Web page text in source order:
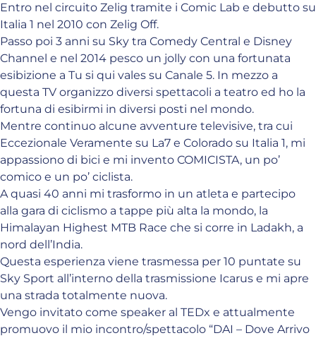
Entro nel circuito Zelig tramite i Comic Lab e debutto su
Italia 1 nel 2010 con Zelig Off.
Passo poi 3 anni su Sky tra Comedy Central e Disney
Channel e nel 2014 pesco un jolly con una fortunata
esibizione a Tu si qui vales su Canale 5. In mezzo a
questa TV organizzo diversi spettacoli a teatro ed ho la
fortuna di esibirmi in diversi posti nel mondo.
Mentre continuo alcune avventure televisive, tra cui
Eccezionale Veramente su La7 e Colorado su Italia 1, mi
appassiono di bici e mi invento COMICISTA, un po’
comico e un po’ ciclista.
A quasi 40 anni mi trasformo in un atleta e partecipo
alla gara di ciclismo a tappe più alta la mondo, la
Himalayan Highest MTB Race che si corre in Ladakh, a
nord dell’India.
Questa esperienza viene trasmessa per 10 puntate su
Sky Sport all’interno della trasmissione Icarus e mi apre
una strada totalmente nuova.
Vengo invitato come speaker al TEDx e attualmente
promuovo il mio incontro/spettacolo “DAI – Dove Arrivo